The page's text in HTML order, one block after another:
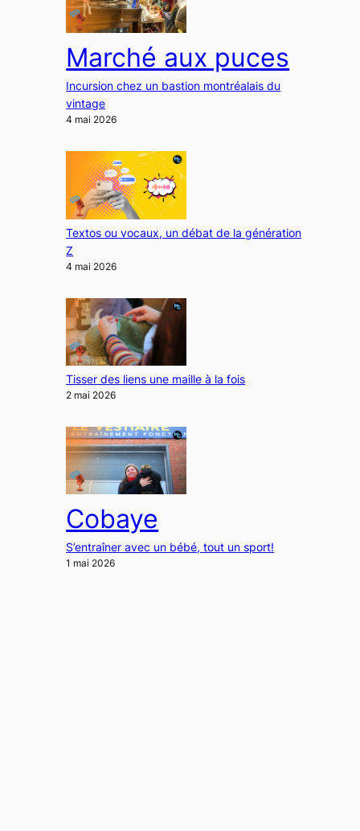
Marché aux puces
Incursion chez un bastion montréalais du
vintage
4 mai 2026
Textos ou vocaux, un débat de la génération
Z
4 mai 2026
Tisser des liens une maille à la fois
2 mai 2026
Cobaye
S’entraîner avec un bébé, tout un sport!
1 mai 2026